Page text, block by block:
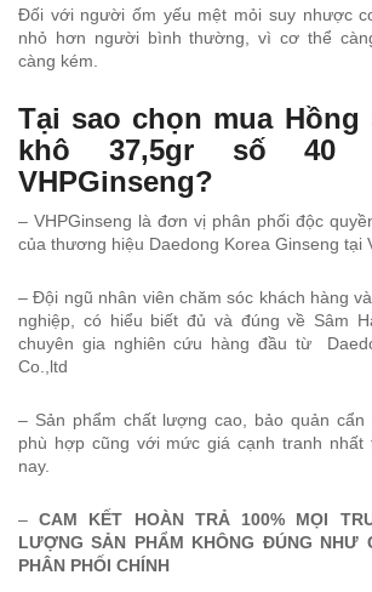
Đối với người ốm yếu mệt mỏi suy nhược
nhỏ hơn người bình thường, vì cơ thể
càng kém.
Tại sao chọn mua Hồng
khô 37,5gr số 40
VHPGinseng?
– VHPGinseng là đơn vị phân phối độc
của thương hiệu Daedong Korea Ginseng tại
– Đội ngũ nhân viên chăm sóc khách hàng
nghiệp, có hiểu biết đủ và đúng về Sâm
chuyên gia nghiên cứu hàng đầu từ
Co.,ltd
– Sản phẩm chất lượng cao, bảo quản cẩn
phù hợp cũng với mức giá cạnh tranh nhất
nay.
–CAM KẾT HOÀN TRẢ 100% MỌI
LƯỢNG SẢN PHẨM KHÔNG ĐÚNG NHƯ
PHÂN PHỐI CHÍNH